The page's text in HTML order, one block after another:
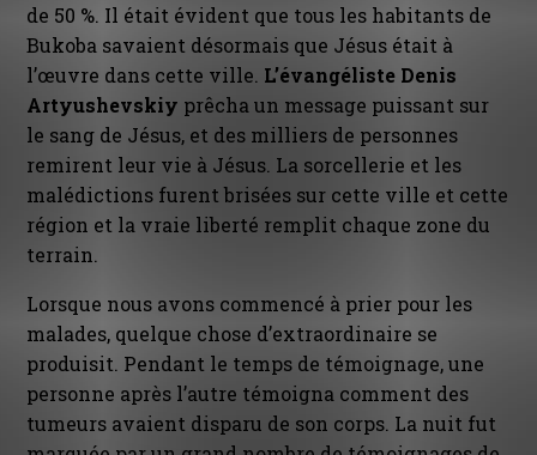
de 50 %. Il était évident que tous les habitants de
Bukoba savaient désormais que Jésus était à
l’œuvre dans cette ville. L’évangéliste Denis
Artyushevskiy prêcha un message puissant sur
le sang de Jésus, et des milliers de personnes
remirent leur vie à Jésus. La sorcellerie et les
malédictions furent brisées sur cette ville et cette
région et la vraie liberté remplit chaque zone du
terrain.
Lorsque nous avons commencé à prier pour les
malades, quelque chose d’extraordinaire se
produisit. Pendant le temps de témoignage, une
personne après l’autre témoigna comment des
tumeurs avaient disparu de son corps. La nuit fut